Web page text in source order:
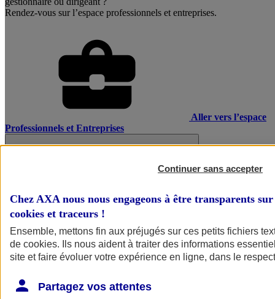
Rendez-vous sur l’espace professionnels et entreprises.
Aller vers l’espace
Professionnels et Entreprises
Continuer sans accepter
Chez AXA nous nous engageons à être transparents
cookies et traceurs !
Ensemble, mettons fin aux préjugés sur ces petits fichiers
de cookies. Ils nous aident à traiter des informations
site et faire évoluer votre expérience en ligne, dans le
Partagez vos attentes